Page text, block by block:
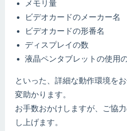
メモリ量
ビデオカードのメーカー名
ビデオカードの形番名
ディスプレイの数
液晶ペンタブレットの使用
といった、詳細な動作環境を
変助かります。
お手数おかけしますが、ご協
し上げます。